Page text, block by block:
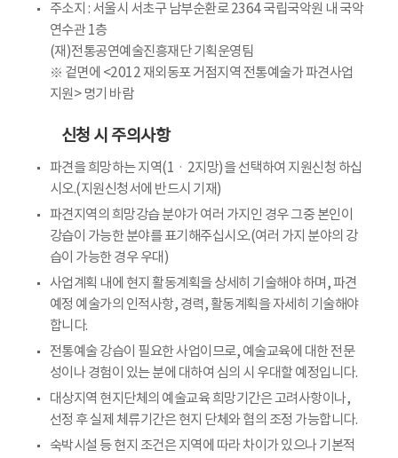
주소지 : 서울시 서초구 남부순환로 2364 국립국악원 내 국악
연수관 1층
(재)전통공연예술진흥재단 기획운영팀
※ 겉면에 <2012 재외동포 거점지역 전통예술가 파견사업
지원> 명기 바람
신청 시 주의사항
파견을 희망하는 지역(1ㆍ2지망)을 선택하여 지원신청 하십
시오.(지원신청서에 반드시 기재)
파견지역의 희망강습 분야가 여러 가지인 경우 그중 본인이
강습이 가능한 분야를 표기해주십시오.(여러 가지 분야의 강
습이 가능한 경우 우대)
사업계획 내에 현지 활동계획을 상세히 기술해야 하며, 파견
예정 예술가의 인적사항, 경력, 활동계획을 자세히 기술해야
합니다.
전통예술 강습이 필요한 사업이므로, 예술교육에 대한 전문
성이나 경험이 있는 분에 대하여 심의 시 우대할 예정입니다.
대상지역 현지단체의 예술교육 희망기간은 고려사항이나,
선정 후 실제 체류기간은 현지 단체와 협의 조정 가능합니다.
숙박시설 등 현지 조건은 지역에 따라 차이가 있으나 기본적